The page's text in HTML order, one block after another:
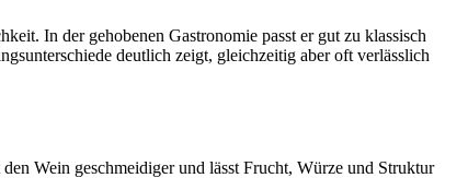
In der gehobenen Gastronomie passt er gut zu klassisch
deutlich zeigt, gleichzeitig aber oft verlässlich
Wein geschmeidiger und lässt Frucht, Würze und Struktur